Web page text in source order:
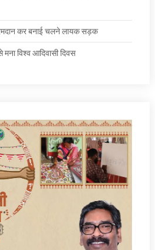
कर बनाई चलने लायक सड़क
विश्व आदिवासी दिवस